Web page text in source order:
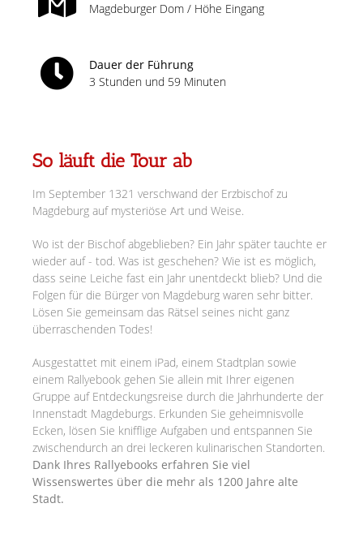
Magdeburger Dom / Höhe Eingang
Dauer der Führung
3 Stunden und 59 Minuten
So läuft die Tour ab
Im September 1321 verschwand der Erzbischof zu
Magdeburg auf mysteriöse Art und Weise.
Wo ist der Bischof abgeblieben? Ein Jahr später tauchte er
wieder auf - tod. Was ist geschehen? Wie ist es möglich,
dass seine Leiche fast ein Jahr unentdeckt blieb? Und die
Folgen für die Bürger von Magdeburg waren sehr bitter.
Lösen Sie gemeinsam das Rätsel seines nicht ganz
überraschenden Todes!
Ausgestattet mit einem iPad, einem Stadtplan sowie
einem Rallyebook gehen Sie allein mit Ihrer eigenen
Gruppe auf Entdeckungsreise durch die Jahrhunderte der
Innenstadt Magdeburgs. Erkunden Sie geheimnisvolle
Ecken, lösen Sie knifflige Aufgaben und entspannen Sie
zwischendurch an drei leckeren kulinarischen Standorten.
Dank Ihres Rallyebooks erfahren Sie viel
Wissenswertes über die mehr als 1200 Jahre alte
Stadt.